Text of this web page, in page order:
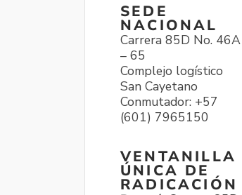
SEDE
NACIONAL
Carrera 85D No. 46A
– 65
Complejo logístico
San Cayetano
Conmutador: +57
(601) 7965150
VENTANILLA
ÚNICA DE
RADICACIÓN